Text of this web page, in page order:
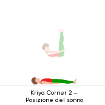
Kriya Corner 2 –
Posizione del sonno